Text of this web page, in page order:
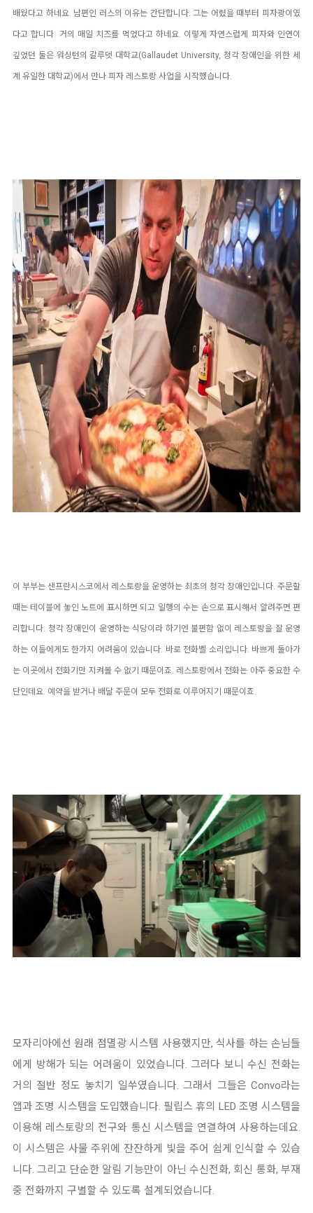
배웠다고 하네요. 남편인 러스의 이유는 간단합니다. 그는 어렸을 때부터 피자광이였
다고 합니다. 거의 매일 치즈를 먹었다고 하네요. 이렇게 자연스럽게 피자와 인연이
깊었던 둘은 워싱턴의 갈루뎃 대학교(Gallaudet University, 청각 장애인을 위한 세
계 유일한 대학교)에서 만나 피자 레스토랑 사업을 시작했습니다.
이 부부는 샌프란시스코에서 레스토랑을 운영하는 최초의 청각 장애인입니다. 주문할
때는 테이블에 놓인 노트에 표시하면 되고 일행의 수는 손으로 표시해서 알려주면 편
리합니다. 청각 장애인이 운영하는 식당이라 하기엔 불편함 없이 레스토랑을 잘 운영
하는 이들에게도 한가지 어려움이 있습니다. 바로 전화벨 소리입니다. 바쁘게 돌아가
는 이곳에서 전화기만 지켜볼 수 없기 때문이죠. 레스토랑에서 전화는 아주 중요한 수
단인데요. 예약을 받거나 배달 주문이 모두 전화로 이루어지기 때문이죠.
모자리아에선 원래 점멸광 시스템 사용했지만, 식사를 하는 손님들
에게 방해가 되는 어려움이 있었습니다. 그러다 보니 수신 전화는
거의 절반 정도 놓치기 일쑤였습니다. 그래서 그들은 Convo라는
앱과 조명 시스템을 도입했습니다. 필립스 휴의 LED 조명 시스템을
이용해 레스토랑의 전구와 통신 시스템을 연결하여 사용하는데요.
이 시스템은 사물 주위에 잔잔하게 빛을 주어 쉽게 인식할 수 있습
니다. 그리고 단순한 알림 기능만이 아닌 수신전화, 회신 통화, 부재
중 전화까지 구별할 수 있도록 설계되었습니다.